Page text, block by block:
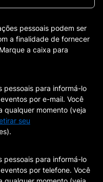
pessoais podem ser
a finalidade de fornecer
a caixa para
pessoais para informá-lo
por e-mail. Você
qualquer momento (veja
seu
pessoais para informá-lo
por telefone. Você